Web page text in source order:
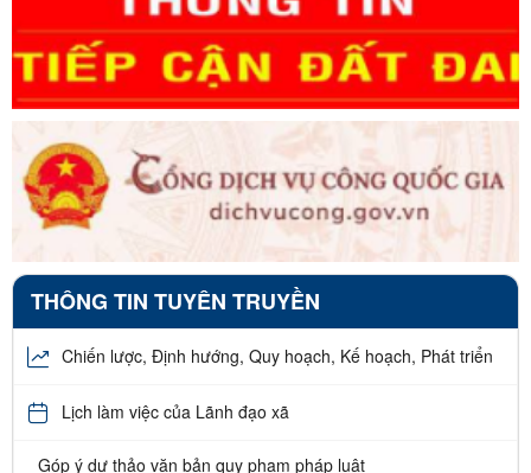
THÔNG TIN TUYÊN TRUYỀN
Chiến lược, Định hướng, Quy hoạch, Kế hoạch, Phát triển
Lịch làm việc của Lãnh đạo xã
Góp ý dự thảo văn bản quy phạm pháp luật